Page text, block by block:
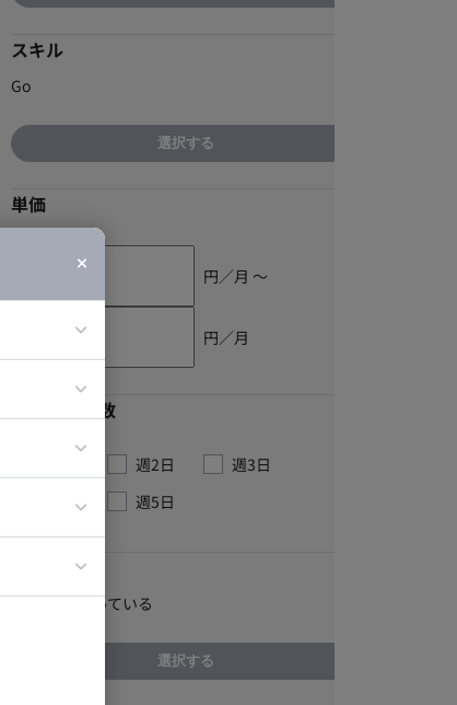
スキル
Go
選択する
単価
円／月 〜
円／月
最低稼働日数
週2日
週3日
週4日
週5日
こだわり
GitHubを使っている
選択する